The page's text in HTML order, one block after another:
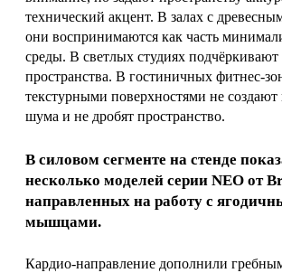
технический акцент. В залах с
они воспринимаются как часть
среды. В светлых студиях
пространства. В гостиничных фитнес-
текстурными поверхностями не создают
шума и не дробят пространство.
В силовом сегменте на стенде
несколько моделей серии NEO от
направленных на работу с
мышцами.
Кардио-направление дополнили